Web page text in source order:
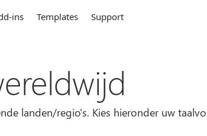
ins Templates Support
landen/regio's. Kies hieronder uw